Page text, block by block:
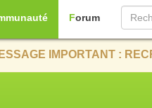
Forum
IMPORTANT :